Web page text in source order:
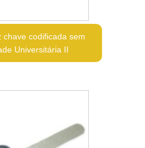
chave codificada sem
Universitária II